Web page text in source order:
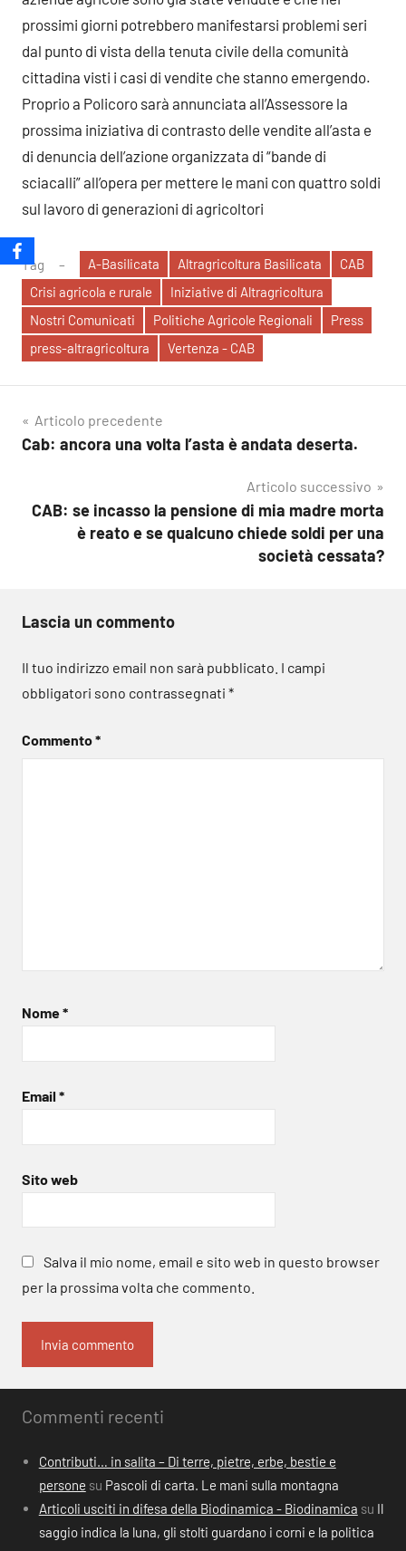
prossimi giorni potrebbero manifestarsi problemi seri
dal punto di vista della tenuta civile della comunità
cittadina visti i casi di vendite che stanno emergendo.
Proprio a Policoro sarà annunciata all’Assessore la
prossima iniziativa di contrasto delle vendite all’asta e
di denuncia dell’azione organizzata di “bande di
sciacalli” all’opera per mettere le mani con quattro soldi
sul lavoro di generazioni di agricoltori
Tag A-Basilicata Altragricoltura Basilicata
CAB
Crisi agricola e rurale
Iniziative di Altragricoltura
Nostri Comunicati
Politiche Agricole Regionali
Press
press-altragricoltura
Vertenza - CAB
Navigazione
articoli
Articolo precedente
Cab: ancora una volta l’asta è andata deserta.
Articolo successivo
CAB: se incasso la pensione di mia madre morta
è reato e se qualcuno chiede soldi per una
società cessata?
Lascia un commento
Il tuo indirizzo email non sarà pubblicato. I campi
obbligatori sono contrassegnati *
Commento*
Nome*
Email *
Sito web
Salva il mio nome, email e sito web in questo browser
per la prossima volta che commento.
Commenti recenti
Contributi… in salita – Di terre, pietre, erbe, bestie e
persone su Pascoli di carta. Le mani sulla montagna
Articoli usciti in difesa della Biodinamica - Biodinamica su Il
saggio indica la luna, gli stolti guardano i corni e la politica